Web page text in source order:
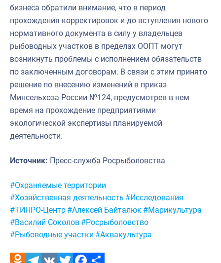
бизнеса обратили внимание, что в период
прохождения корректировок и до вступления нового
нормативного документа в силу у владельцев
рыбоводных участков в пределах ООПТ могут
возникнуть проблемы с исполнением обязательств
по заключенным договорам. В связи с этим принято
решение по внесению изменений в приказ
Минсельхоза России №124, предусмотрев в нем
время на прохождение предприятиями
экологической экспертизы планируемой
деятельности.
Источник: Пресс-служба Росрыболовства
Метки:
#Охраняемые территории
#Хозяйственная деятельность #Исследования
#ТИНРО-Центр #Алексей Байталюк #Марикультура
#Василий Соколов #Росрыболовство
#Рыбоводные участки #Аквакультура